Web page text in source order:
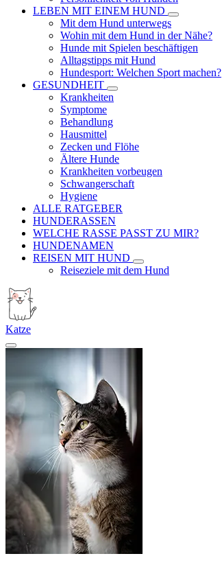
LEBEN MIT EINEM HUND
Mit dem Hund unterwegs
Wohin mit dem Hund in der Nähe?
Hunde mit Spielen beschäftigen
Alltagstipps mit Hund
Hundesport: Welchen Sport machen?
GESUNDHEIT
Krankheiten
Symptome
Behandlung
Hausmittel
Zecken und Flöhe
Ältere Hunde
Krankheiten vorbeugen
Schwangerschaft
Hygiene
ALLE RATGEBER
HUNDERASSEN
WELCHE RASSE PASST ZU MIR?
HUNDENAMEN
REISEN MIT HUND
Reiseziele mit dem Hund
Katze